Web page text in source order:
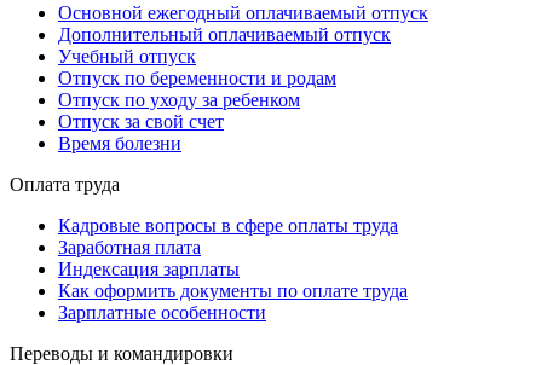
Основной ежегодный оплачиваемый отпуск
Дополнительный оплачиваемый отпуск
Учебный отпуск
Отпуск по беременности и родам
Отпуск по уходу за ребенком
Отпуск за свой счет
Время болезни
Оплата труда
Кадровые вопросы в сфере оплаты труда
Заработная плата
Индексация зарплаты
Как оформить документы по оплате труда
Зарплатные особенности
Переводы и командировки